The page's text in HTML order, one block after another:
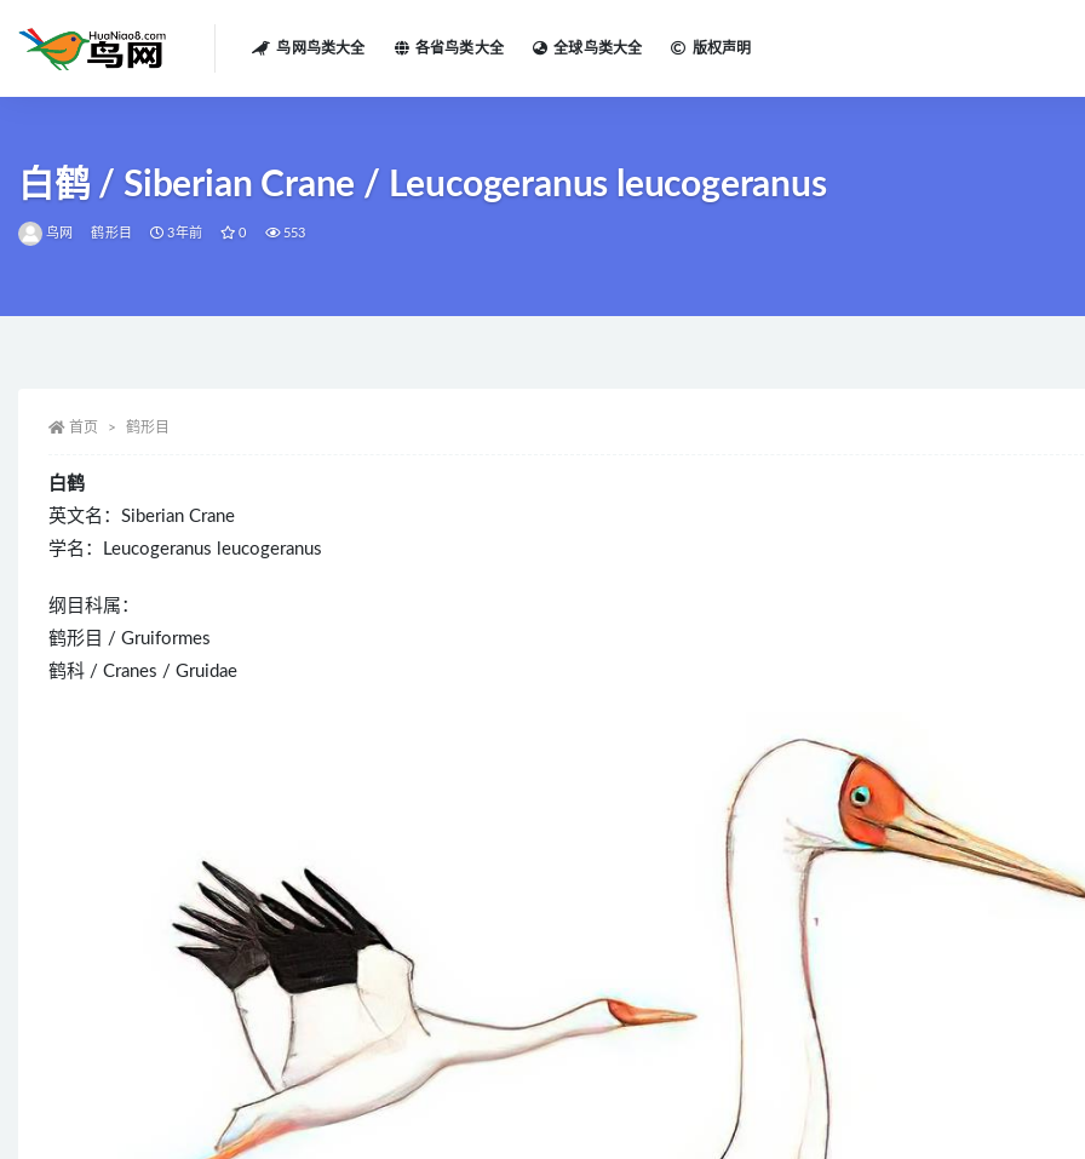
鸟网鸟类大全 各省鸟类大全 全球鸟类大全 版权声明
白鹤 / Siberian Crane / Leucogeranus leucogeranus
鸟网 鹤形目 3年前 0 553
首页 鹤形目
白鹤
英文名：Siberian Crane
学名：Leucogeranus leucogeranus
纲目科属：
鹤形目 / Gruiformes
鹤科 / Cranes / Gruidae